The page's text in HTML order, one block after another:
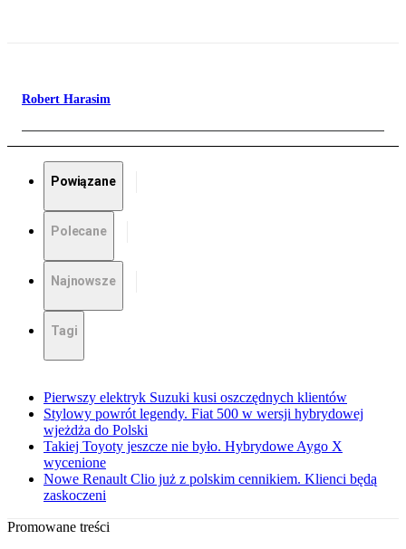
Robert Harasim
Powiązane
Polecane
Najnowsze
Tagi
Pierwszy elektryk Suzuki kusi oszczędnych klientów
Stylowy powrót legendy. Fiat 500 w wersji hybrydowej
wjeżdża do Polski
Takiej Toyoty jeszcze nie było. Hybrydowe Aygo X
wycenione
Nowe Renault Clio już z polskim cennikiem. Klienci będą
zaskoczeni
Promowane treści